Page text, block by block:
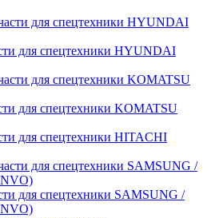
для спецтехники HYUNDAI
для спецтехники KOMATSU
для спецтехники HITACHI
для спецтехники SAMSUNG /